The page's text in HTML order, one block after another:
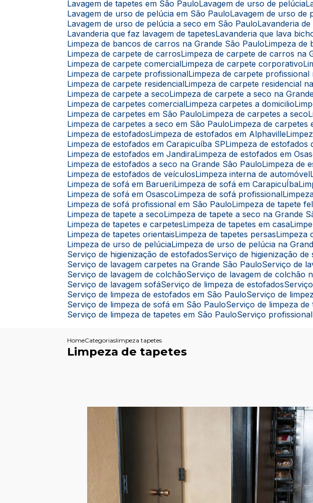
Lavagem de tapetes em São Paulo Lavagem de urso de pelúcia
Lavagem de urso de pelúcia em São Paulo Lavagem de urso de
Lavagem de urso de pelúcia a seco em São Paulo Lavanderia
Lavanderia que faz lavagem de tapetes Lavanderia que lava
Limpeza de bancos de carros na Grande São Paulo Limpeza
Limpeza de carpete de carros Limpeza de carpete de carros na
Limpeza de carpete comercial Limpeza de carpete corporativo
Limpeza de carpete profissional Limpeza de carpete
Limpeza de carpete residencial Limpeza de carpete residencial
Limpeza de carpete a seco Limpeza de carpete a seco na
Limpeza de carpetes comercial Limpeza carpetes a domicilio
Limpeza de carpetes em São Paulo Limpeza de carpetes a seco
Limpeza de carpetes a seco em São Paulo Limpeza de carpetes
Limpeza de estofados Limpeza de estofados em Alphaville
Limpeza de estofados em Carapicuíba SP Limpeza de estofados
Limpeza de estofados em Jandira Limpeza de estofados em
Limpeza de estofados a seco na Grande São Paulo Limpeza de
Limpeza de estofados de veículos Limpeza interna de automóvel
Limpeza de sofá em Barueri Limpeza de sofá em CarapicuÍba
Limpeza de sofá em Osasco Limpeza de sofá profissional
Limpeza de sofá profissional em São Paulo Limpeza de tapete
Limpeza de tapete a seco Limpeza de tapete a seco na Grande
Limpeza de tapetes e carpetes Limpeza de tapetes em casa
Limpeza de tapetes orientais Limpeza de tapetes persas
Limpeza de urso de pelúcia Limpeza de urso de pelúcia na
Serviço de higienização de estofados
Serviço de higienização de
Serviço de lavagem carpetes na Grande São Paulo
Serviço de
Serviço de lavagem de colchão
Serviço de lavagem de colchão
Serviço de lavagem sofá Serviço de limpeza de estofados
Serviço de limpeza de estofados em São Paulo
Serviço de
Serviço de limpeza de sofá em São Paulo
Serviço de limpeza de
Serviço de limpeza de tapetes em São Paulo
Serviço
HomeCategoriaslimpeza tapetes
Limpeza de tapetes